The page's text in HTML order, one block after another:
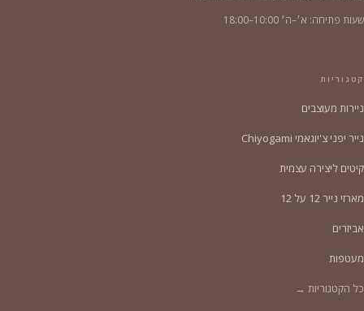
שעות פתיחה: א׳–ה׳ 10:00–18:00
קטגוריות
ניירות מעוצבים
נייר יפני צ'יוגאמי Chiyogami
קיטים ליצירה עצמית
מארזי נייר 12 על 12
אביזרים
מעטפות
כל הקטגוריות →